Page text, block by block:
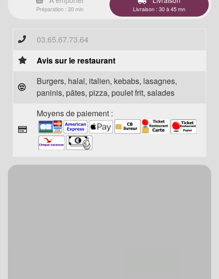
Préparation : 20 min Livraison : 30 à 45 mn
03.65.67.73.64
Avis sur le restaurant
Burgers, halal, italien, kebabs, lasagnes,
paninis, pâtes, pizza, poulet frit, salades
Moyens de paiement :